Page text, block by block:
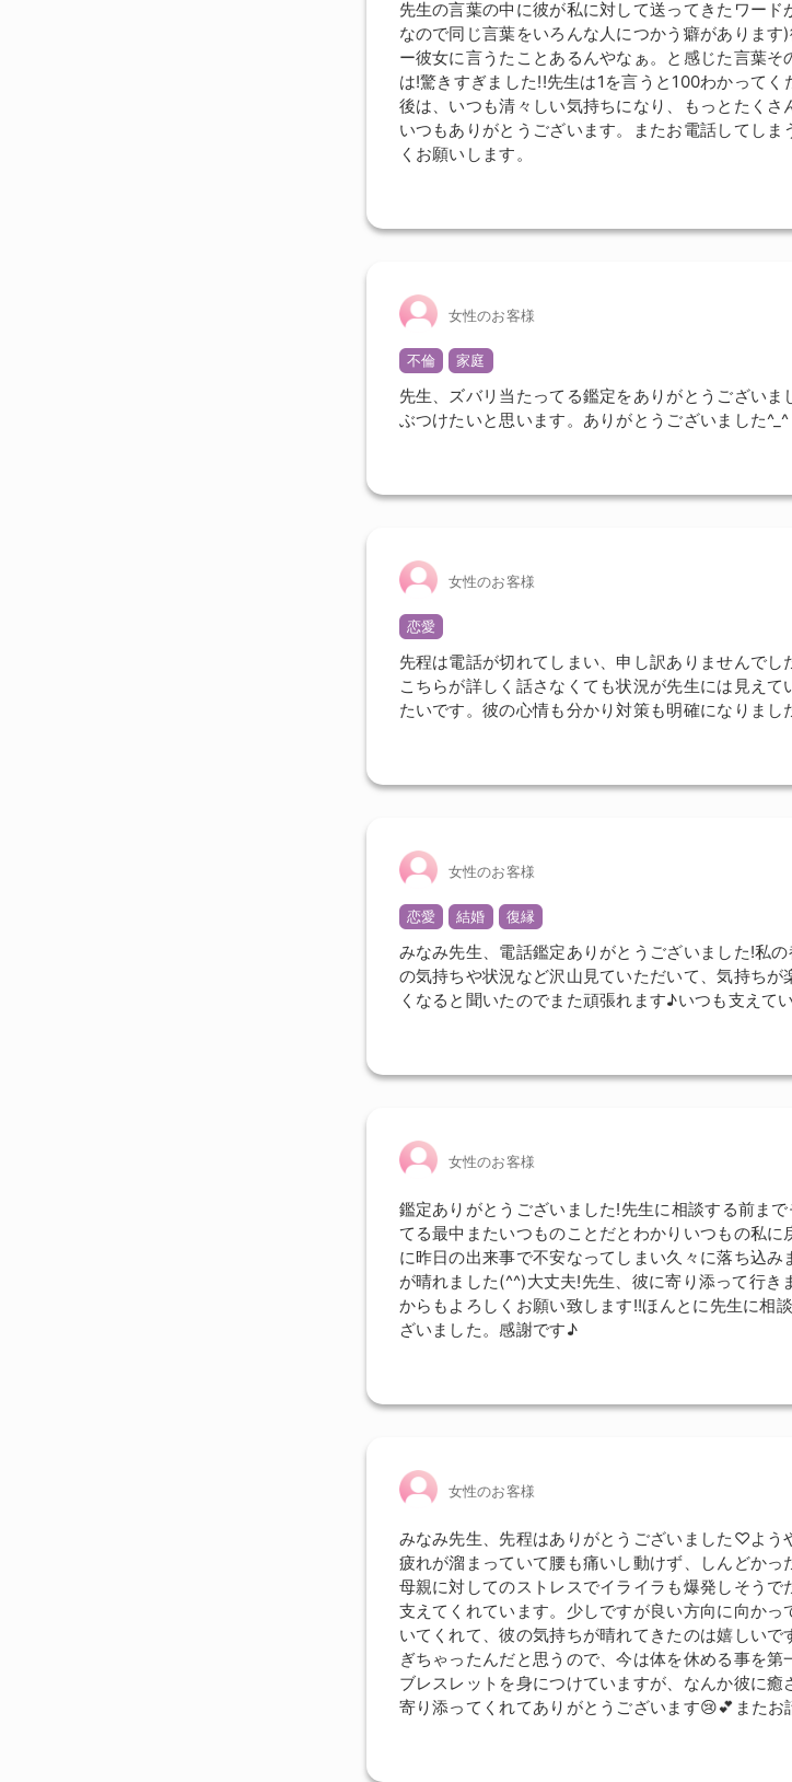
先生の言葉の中に彼が私に対して送ってきたワー
なので同じ言葉をいろんな人につかう癖がありま
ー彼女に言うたことあるんやなぁ。と感じた言葉そ
は!驚きすぎました!!先生は1を言うと100わかって
後は、いつも清々しい気持ちになり、もっとたく
いつもありがとうございます。またお電話してし
くお願いします。
女性のお客様
不倫 家庭
先生、ズバリ当たってる鑑定をありがとうござい
ぶつけたいと思います。ありがとうございました^_^
女性のお客様
恋愛
先程は電話が切れてしまい、申し訳ありませんで
こちらが詳しく話さなくても状況が先生には見え
たいです。彼の心情も分かり対策も明確になりま
女性のお客様
恋愛 結婚 復縁
みなみ先生、電話鑑定ありがとうございました!私
の気持ちや状況など沢山見ていただいて、気持ち
くなると聞いたのでまた頑張れます♪いつも支えて
女性のお客様
鑑定ありがとうございました!先生に相談する前ま
てる最中またいつものことだとわかりいつもの私
に昨日の出来事で不安なってしまい久々に落ち込
が晴れました(^^)大丈夫!先生、彼に寄り添って行
からもよろしくお願い致します!!ほんとに先生に相
ざいました。感謝です♪
女性のお客様
みなみ先生、先程はありがとうございました♡よう
疲れが溜まっていて腰も痛いし動けず、しんどかっ
母親に対してのストレスでイライラも爆発しそう
支えてくれています。少しですが良い方向に向か
いてくれて、彼の気持ちが晴れてきたのは嬉しい
ぎちゃったんだと思うので、今は体を休める事を
ブレスレットを身につけていますが、なんか彼に癒
寄り添ってくれてありがとうございます😢💕またお